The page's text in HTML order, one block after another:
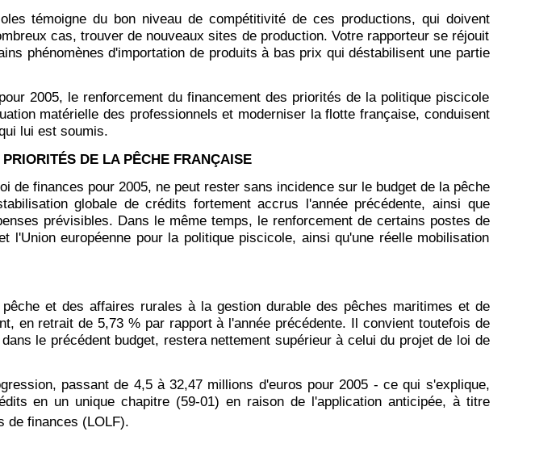
témoigne du bon niveau de compétitivité de ces productions, qui doivent
cas, trouver de nouveaux sites de production. Votre rapporteur se réjouit
phénomènes d'importation de produits à bas prix qui déstabilisent une partie
2005, le renforcement du financement des priorités de la politique piscicole
matérielle des professionnels et moderniser la flotte française, conduisent
lui est soumis.
DE LA PÊCHE FRANÇAISE
finances pour 2005, ne peut rester sans incidence sur le budget de la pêche
globale de crédits fortement accrus l'année précédente, ainsi que
prévisibles. Dans le même temps, le renforcement de certains postes de
européenne pour la politique piscicole, ainsi qu'une réelle mobilisation
et des affaires rurales à la gestion durable des pêches maritimes et de
en retrait de 5,73 % par rapport à l'année précédente. Il convient toutefois de
le précédent budget, restera nettement supérieur à celui du projet de loi de
passant de 4,5 à 32,47 millions d'euros pour 2005 - ce qui s'explique,
en un unique chapitre (59-01) en raison de l'application anticipée, à titre
de finances (LOLF).